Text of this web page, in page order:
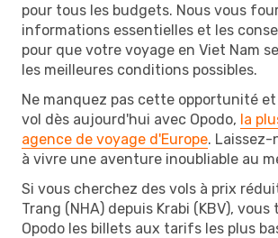
pour tous les budgets. Nous vous
informations essentielles et les
pour que votre voyage en Viet Nam
les meilleures conditions possibles.
Ne manquez pas cette opportunité
vol dès aujourd'hui avec Opodo, la
agence de voyage d'Europe. Laissez-
à vivre une aventure inoubliable au
Si vous cherchez des vols à prix
Trang (NHA) depuis Krabi (KBV),
Opodo les billets aux tarifs les plus